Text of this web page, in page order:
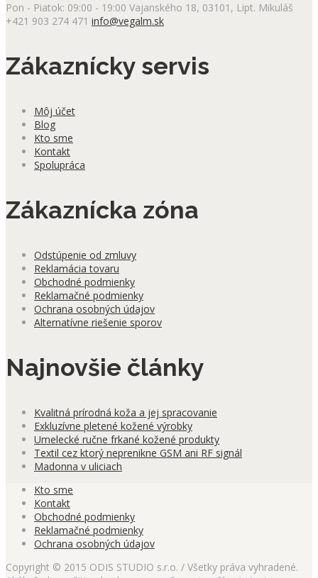
Pon - Piatok: 09:00 - 19:00 Vajanského 18, 03101, Lipt. Mikuláš
+421 903 274 471 info@vegalm.sk
Zákaznícky servis
Môj účet
Blog
Kto sme
Kontakt
Spolupráca
Zákaznícka zóna
Odstúpenie od zmluvy
Reklamácia tovaru
Obchodné podmienky
Reklamačné podmienky
Ochrana osobných údajov
Alternatívne riešenie sporov
Najnovšie články
Kvalitná prírodná koža a jej spracovanie
Exkluzívne pletené kožené výrobky
Umelecké ručne frkané kožené produkty
Textil cez ktorý neprenikne GSM ani RF signál
Madonna v uliciach
Kto sme
Kontakt
Obchodné podmienky
Reklamačné podmienky
Ochrana osobných údajov
Copyright © 2015 ODIS STUDIO s.r.o. / Všetky práva vyhradené.